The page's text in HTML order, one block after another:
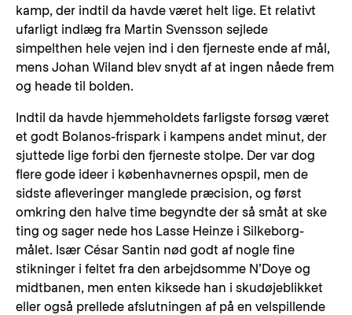
kamp, der indtil da havde været helt lige. Et relativt
ufarligt indlæg fra Martin Svensson sejlede
simpelthen hele vejen ind i den fjerneste ende af mål,
mens Johan Wiland blev snydt af at ingen nåede frem
og heade til bolden.
Indtil da havde hjemmeholdets farligste forsøg været
et godt Bolanos-frispark i kampens andet minut, der
sjuttede lige forbi den fjerneste stolpe. Der var dog
flere gode ideer i københavnernes opspil, men de
sidste afleveringer manglede præcision, og først
omkring den halve time begyndte der så småt at ske
ting og sager nede hos Lasse Heinze i Silkeborg-
målet. Især César Santin nød godt af nogle fine
stikninger i feltet fra den arbejdsomme N’Doye og
midtbanen, men enten kiksede han i skudøjeblikket
eller også prellede afslutningen af på en velspillende